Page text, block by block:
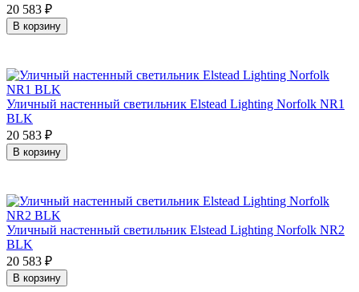
20 583 ₽
В корзину
Уличный настенный светильник Elstead Lighting Norfolk NR1
BLK
20 583 ₽
В корзину
Уличный настенный светильник Elstead Lighting Norfolk NR2
BLK
20 583 ₽
В корзину